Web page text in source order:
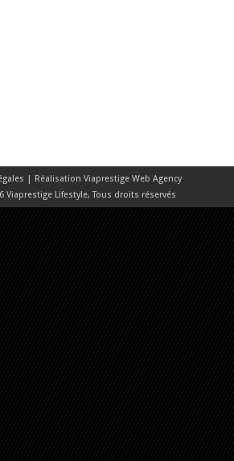
| Réalisation Viaprestige Web Agency
Viaprestige Lifestyle, Tous droits réservés